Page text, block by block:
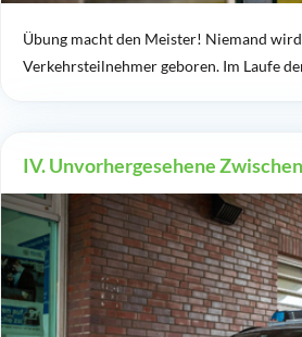
Übung macht den Meister! Niemand
Verkehrsteilnehmer geboren. Im Laufe
IV. Unvorhergesehene